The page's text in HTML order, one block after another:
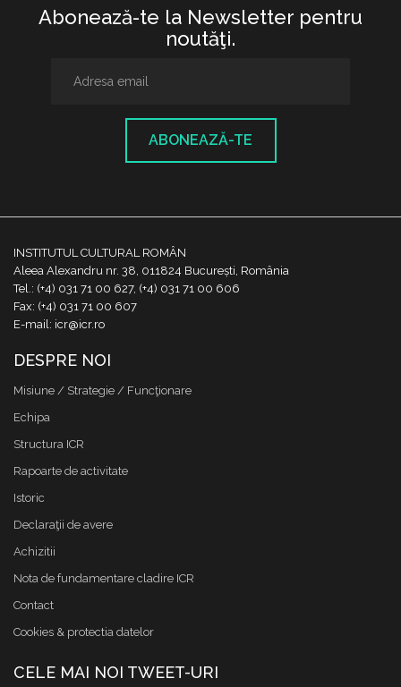
Abonează-te la Newsletter pentru
noutăţi.
ABONEAZĂ-TE
INSTITUTUL CULTURAL ROMÂN
Aleea Alexandru nr. 38, 011824 București, România
Tel.: (+4) 031 71 00 627, (+4) 031 71 00 606
Fax: (+4) 031 71 00 607
E-mail: icr@icr.ro
DESPRE NOI
Misiune / Strategie / Funcţionare
Echipa
Structura ICR
Rapoarte de activitate
Istoric
Declaraţii de avere
Achizitii
Nota de fundamentare cladire ICR
Contact
Cookies & protectia datelor
CELE MAI NOI TWEET-URI